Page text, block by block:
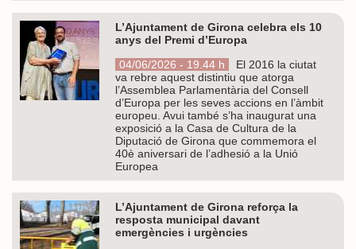
L’Ajuntament de Girona celebra els 10
anys del Premi d’Europa
04/06/2026 - 19.44 h
El 2016 la ciutat
va rebre aquest distintiu que atorga
l’Assemblea Parlamentària del Consell
d’Europa per les seves accions en l’àmbit
europeu. Avui també s’ha inaugurat una
exposició a la Casa de Cultura de la
Diputació de Girona que commemora el
40è aniversari de l’adhesió a la Unió
Europea
L’Ajuntament de Girona reforça la
resposta municipal davant
emergències i urgències